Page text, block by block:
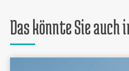
Das könnte Sie